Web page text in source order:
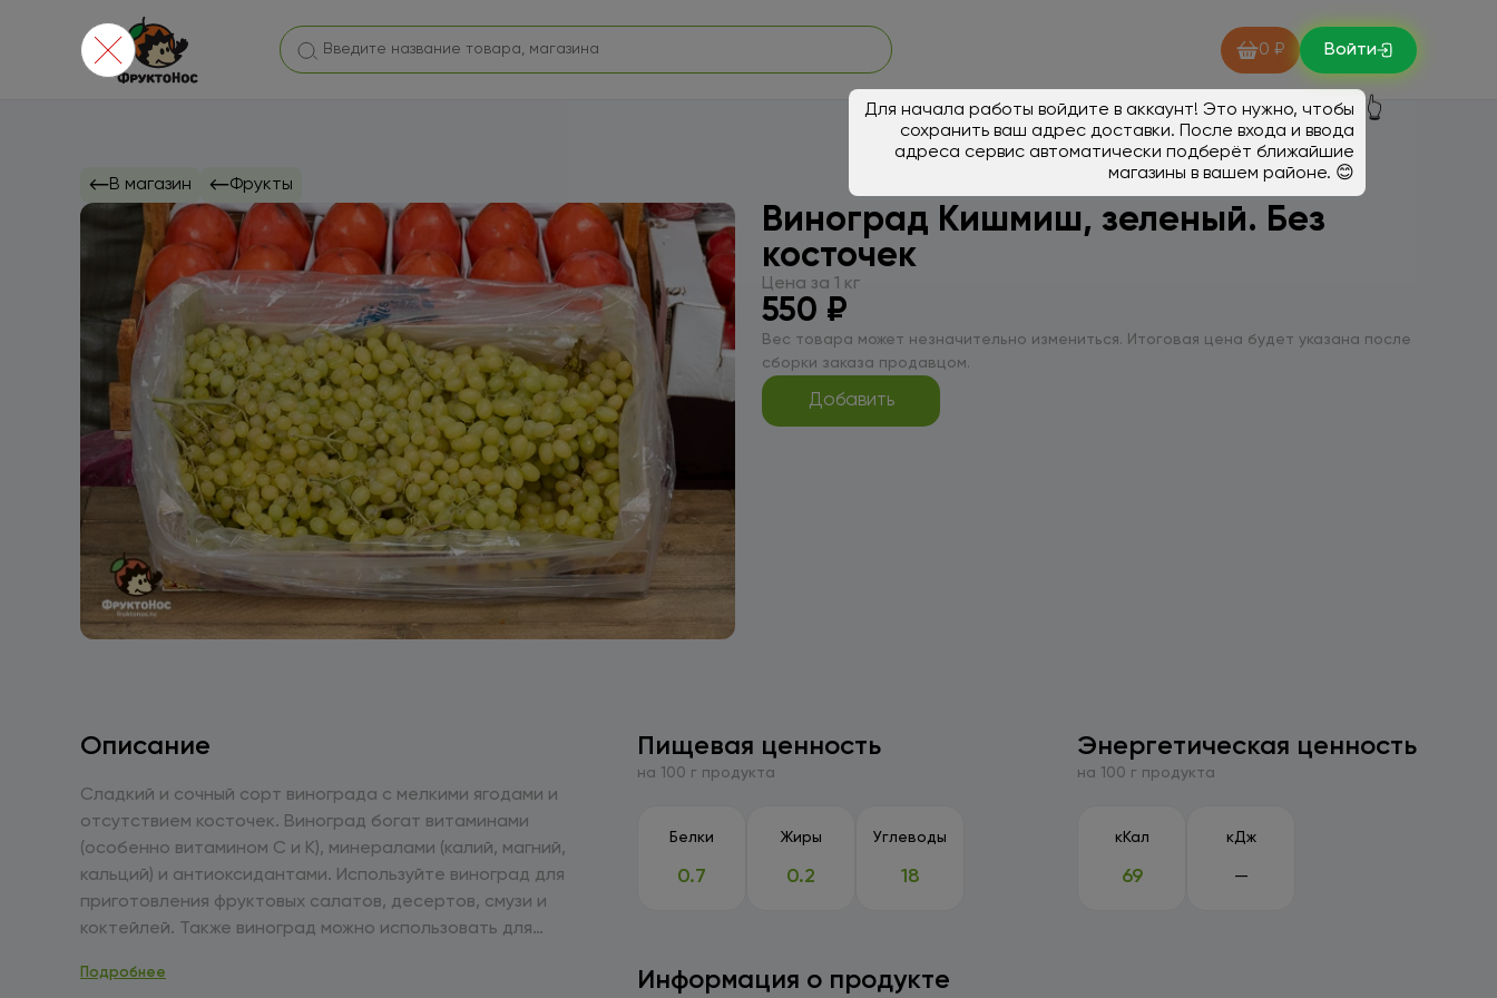
0 ₽ Войти
Для начала работы войдите в аккаунт! Это нужно, чтобы
сохранить ваш адрес доставки. После входа и ввода
адреса сервис автоматически подберёт ближайшие
магазины в вашем районе. 😊
👆
В магазин Фрукты
Виноград Кишмиш, зеленый. Без
косточек
Цена за 1 кг
550 ₽
Вес товара может незначительно измениться. Итоговая цена будет указана после
сборки заказа продавцом.
Добавить
Описание
Сладкий и сочный сорт винограда с мелкими ягодами и
отсутствием косточек. Виноград богат витаминами
(особенно витамином С и К), минералами (калий, магний,
кальций) и антиоксидантами. Используйте виноград для
приготовления фруктовых салатов, десертов, смузи и
коктейлей. Также виноград можно использовать для
прохладном месте, в холодильнике, в отделении для
Подробнее
Пищевая ценность
на 100 г продукта
Белки
0.7
Жиры
0.2
Углеводы
18
Энергетическая ценность
на 100 г продукта
кКал
69
кДж
—
Информация о продукте